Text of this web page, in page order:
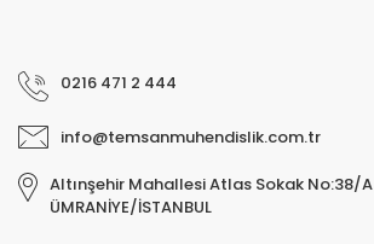
0216 471 2 444
info@temsanmuhendislik.com.tr
Altınşehir Mahallesi Atlas Sokak No:38/A
ÜMRANİYE/İSTANBUL